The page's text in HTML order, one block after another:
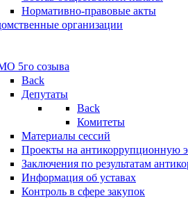
Нормативно-правовые акты
организации
5го созыва
Back
Депутаты
Back
Комитеты
Материалы сессий
Проекты на антикоррупционную
Заключения по результатам
Информация об уставах
Контроль в сфере закупок